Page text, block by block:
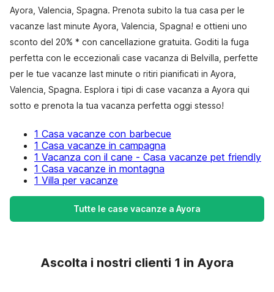
Ayora, Valencia, Spagna. Prenota subito la tua casa per le
vacanze last minute Ayora, Valencia, Spagna! e ottieni uno
sconto del 20% * con cancellazione gratuita. Goditi la fuga
perfetta con le eccezionali case vacanza di Belvilla, perfette
per le tue vacanze last minute o ritiri pianificati in Ayora,
Valencia, Spagna. Esplora i tipi di case vacanza a Ayora qui
sotto e prenota la tua vacanza perfetta oggi stesso!
1 Casa vacanze con barbecue
1 Casa vacanze in campagna
1 Vacanza con il cane - Casa vacanze pet friendly
1 Casa vacanze in montagna
1 Villa per vacanze
Tutte le case vacanze a Ayora
Ascolta i nostri clienti 1 in Ayora